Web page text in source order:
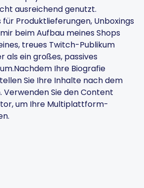
ausreichend genutzt.
für Produktlieferungen, Unboxings
beim Aufbau meines Shops
treues Twitch-Publikum
als ein großes, passives
Nachdem Ihre Biografie
Sie Ihre Inhalte nach dem
Sie denContent
, um Ihre Multiplattform-